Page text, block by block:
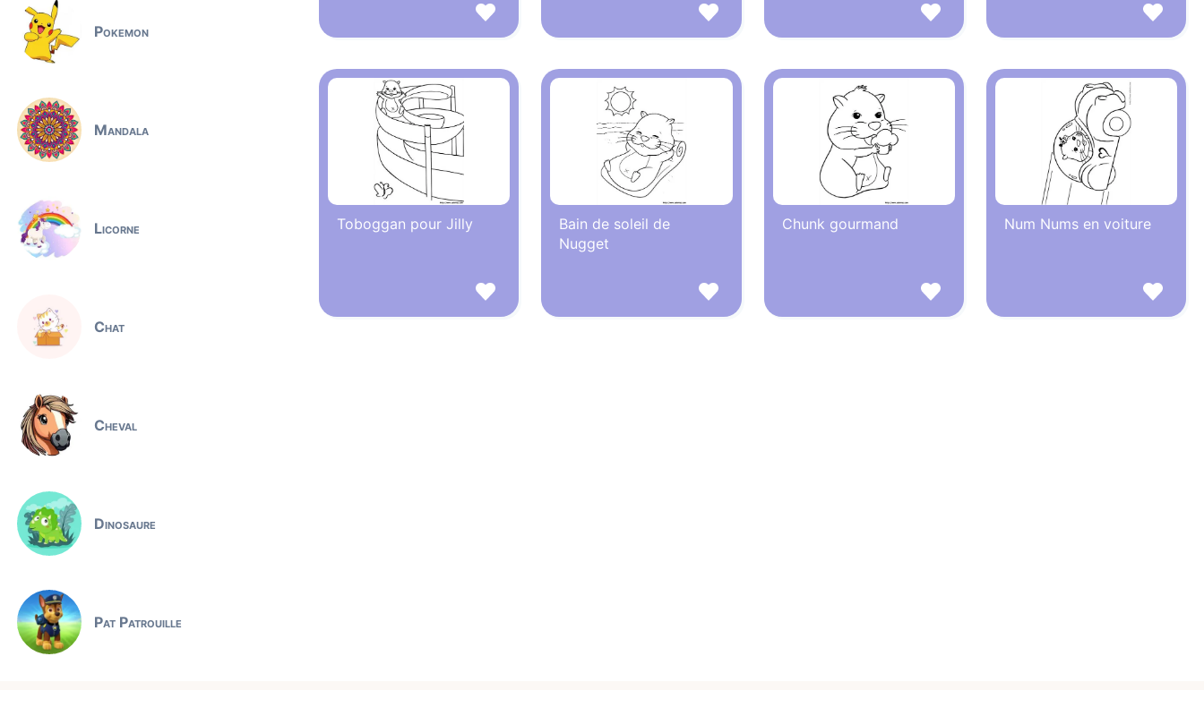
Pokemon
Mandala
Licorne
Chat
Cheval
Dinosaure
Pat Patrouille
Toboggan pour Jilly
Bain de soleil de
Nugget
Chunk gourmand Num Nums en voiture